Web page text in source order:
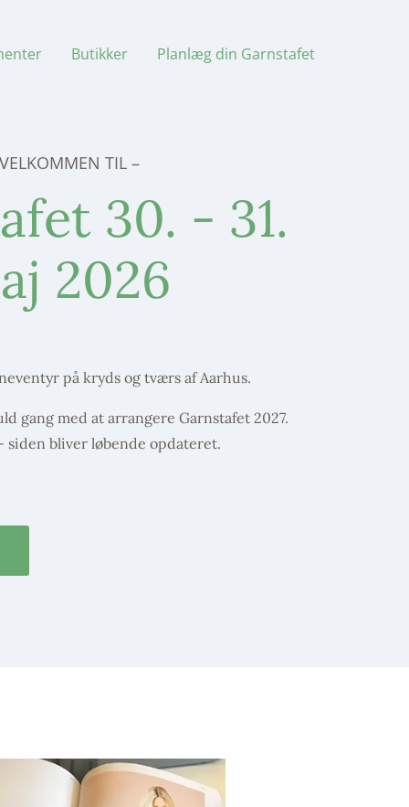
Butikker Planlæg din Garnstafet
TIL –
30. - 31.
2026
på kryds og tværs af Aarhus.
gang med at arrangere Garnstafet 2027.
siden bliver løbende opdateret.